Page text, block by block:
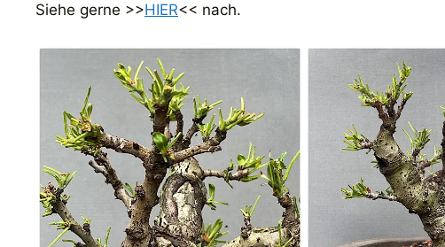
Siehe gerne >>HIER<< nach.